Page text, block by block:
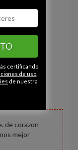
de corazon
mejor
certificando
de uso,
de nuestra